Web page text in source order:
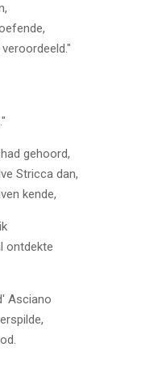
gehoord,
Stricca dan,
kende,
ontdekte
Asciano